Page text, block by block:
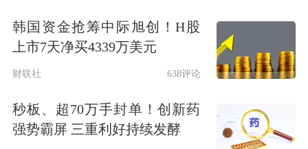
韩国资金抢筹中际旭创！H股
上市7天净买4339万美元
财联社 638评论
秒板、超70万手封单！创新药
强势霸屏 三重利好持续发酵